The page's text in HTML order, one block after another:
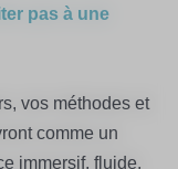
pas à une
vos méthodes et
comme un
immersif, fluide,